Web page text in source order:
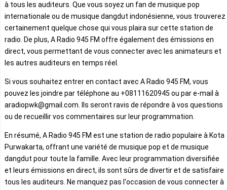
à tous les auditeurs. Que vous soyez un fan de musique pop
internationale ou de musique dangdut indonésienne, vous trouverez
certainement quelque chose qui vous plaira sur cette station de
radio. De plus, A Radio 945 FM offre également des émissions en
direct, vous permettant de vous connecter avec les animateurs et
les autres auditeurs en temps réel.
Si vous souhaitez entrer en contact avec A Radio 945 FM, vous
pouvez les joindre par téléphone au +08111620945 ou par e-mail à
aradiopwk@gmail.com. Ils seront ravis de répondre à vos questions
ou de recueillir vos commentaires sur leur programmation.
En résumé, A Radio 945 FM est une station de radio populaire à Kota
Purwakarta, offrant une variété de musique pop et de musique
dangdut pour toute la famille. Avec leur programmation diversifiée
et leurs émissions en direct, ils sont sûrs de divertir et de satisfaire
tous les auditeurs. Ne manquez pas l'occasion de vous connecter à